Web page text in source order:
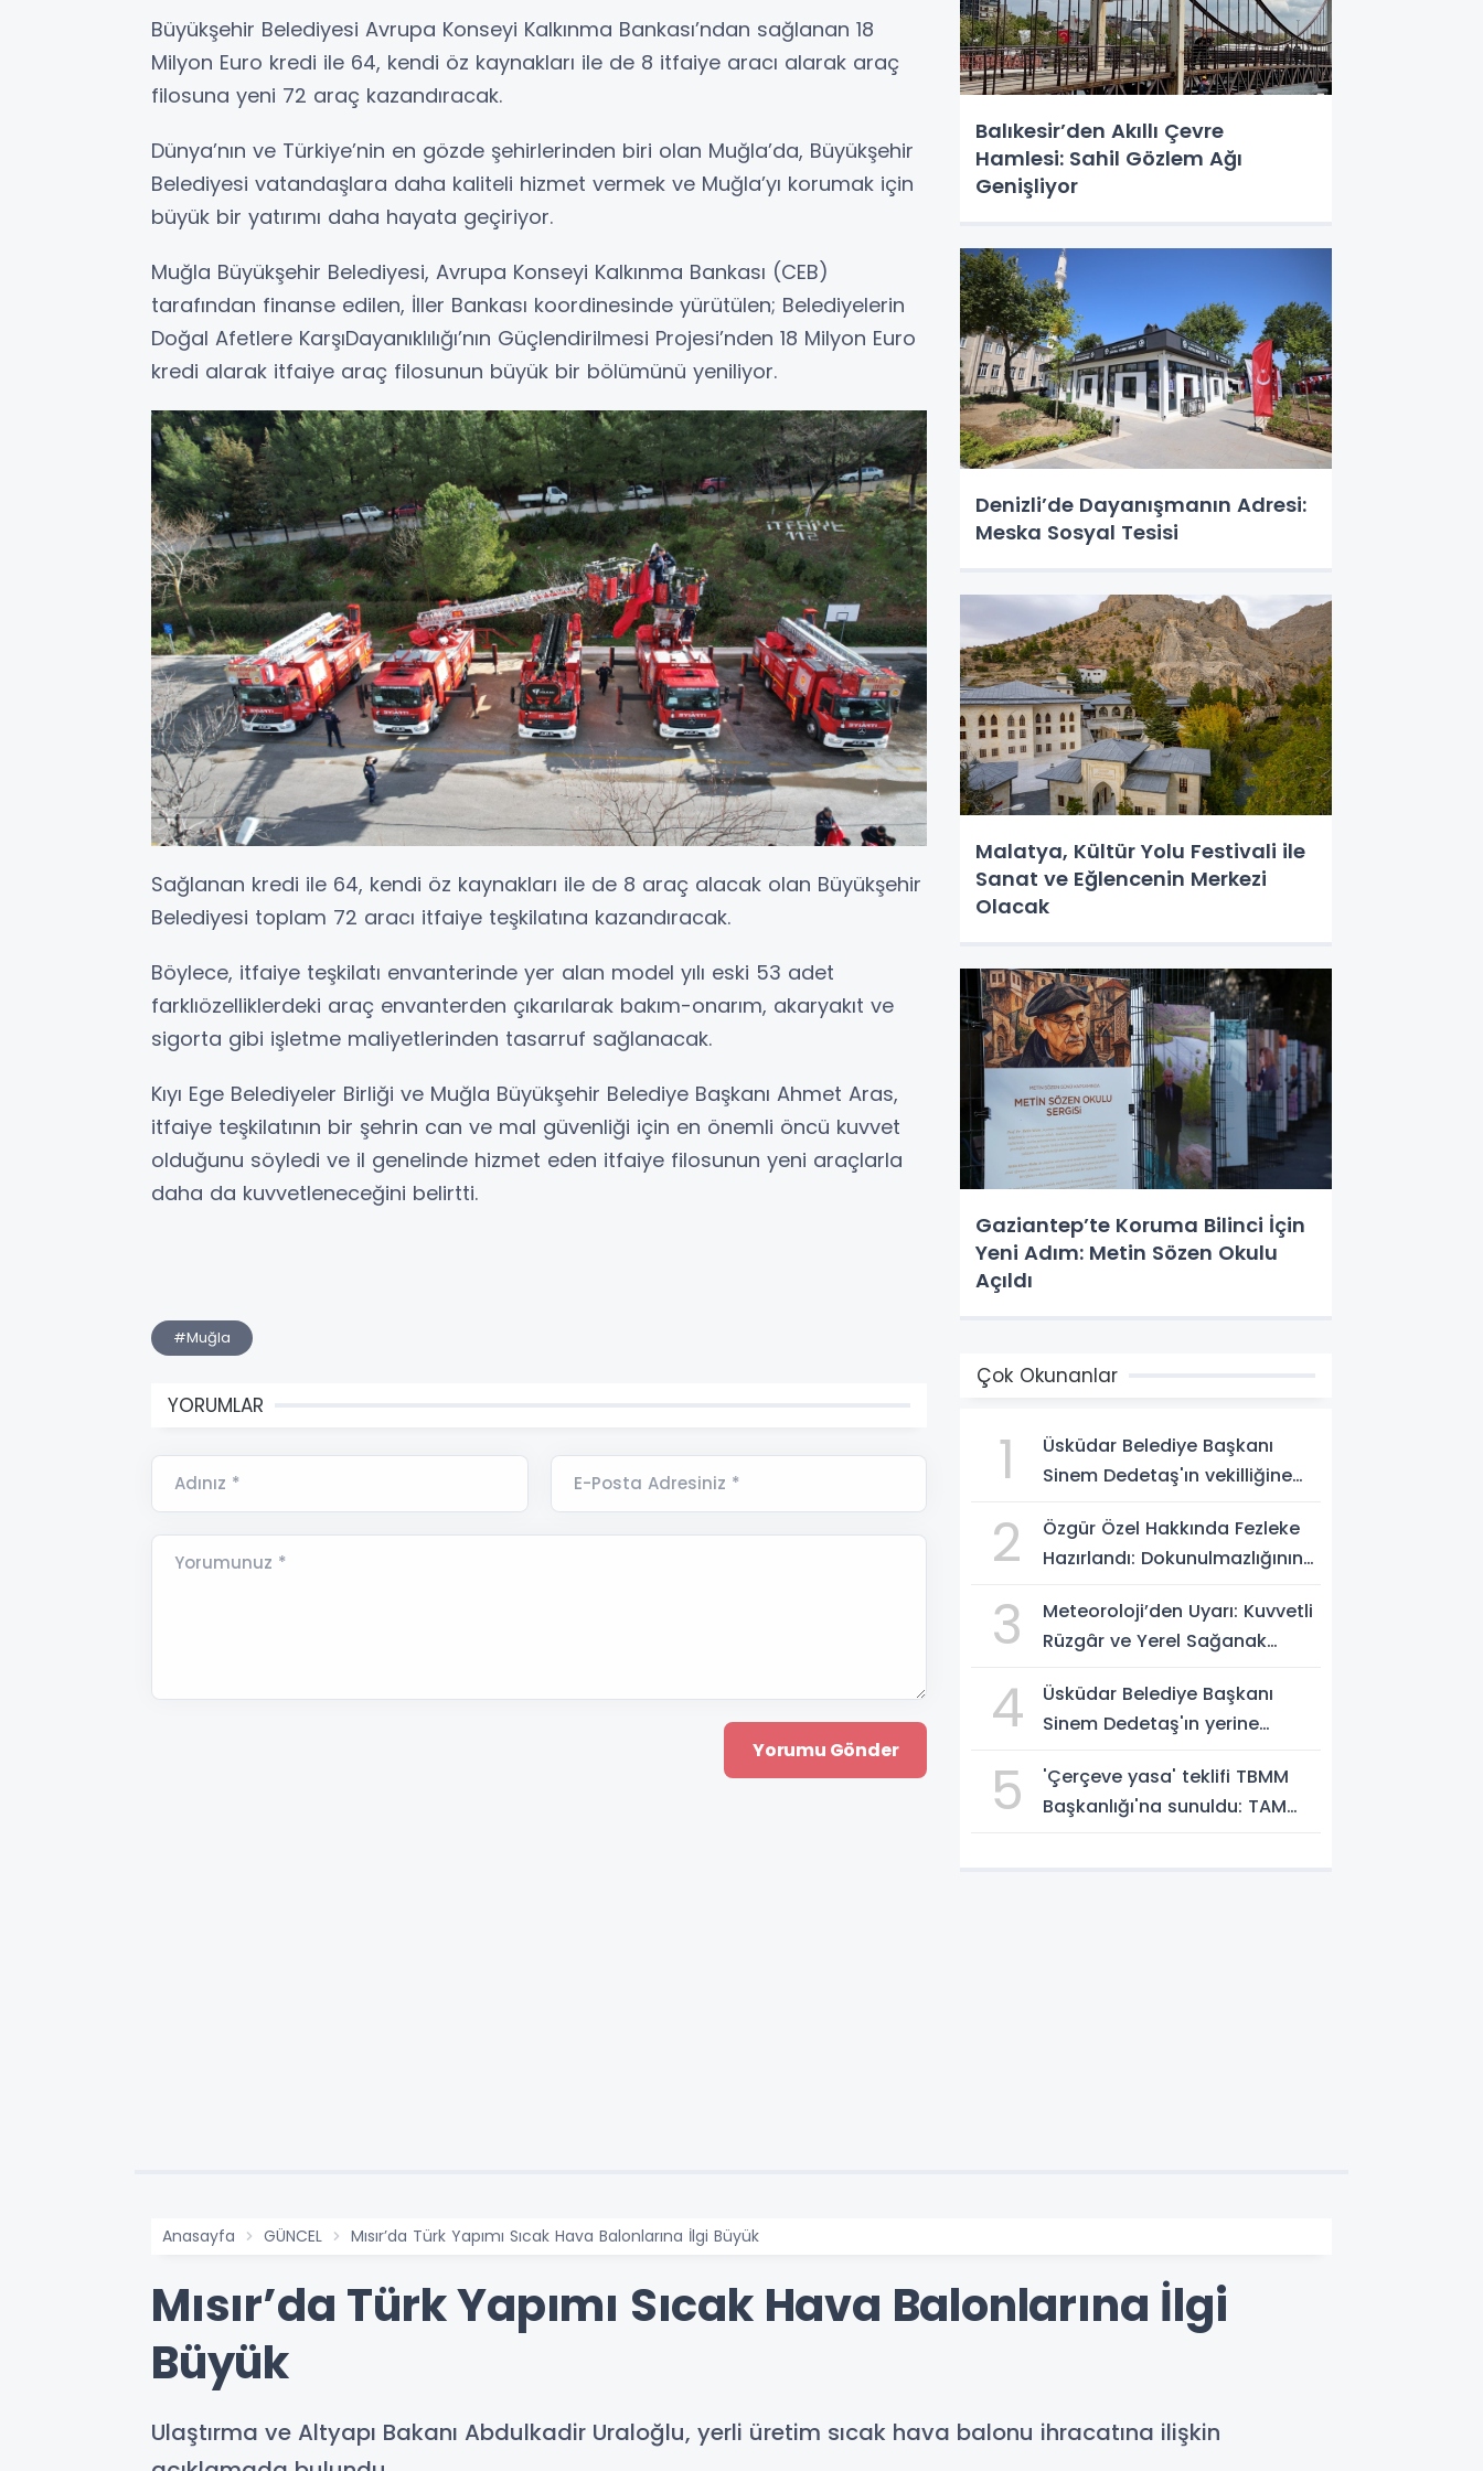
Büyükşehir Belediyesi Avrupa Konseyi Kalkınma Bankası’ndan sağlanan 18
Milyon Euro kredi ile 64, kendi öz kaynakları ile de 8 itfaiye aracı alarak araç
filosuna yeni 72 araç kazandıracak.
Dünya’nın ve Türkiye’nin en gözde şehirlerinden biri olan Muğla’da, Büyükşehir
Belediyesi vatandaşlara daha kaliteli hizmet vermek ve Muğla’yı korumak için
büyük bir yatırımı daha hayata geçiriyor.
Muğla Büyükşehir Belediyesi, Avrupa Konseyi Kalkınma Bankası (CEB)
tarafından finanse edilen, İller Bankası koordinesinde yürütülen; Belediyelerin
Doğal Afetlere KarşıDayanıklılığı’nın Güçlendirilmesi Projesi’nden 18 Milyon Euro
kredi alarak itfaiye araç filosunun büyük bir bölümünü yeniliyor.
Sağlanan kredi ile 64, kendi öz kaynakları ile de 8 araç alacak olan Büyükşehir
Belediyesi toplam 72 aracı itfaiye teşkilatına kazandıracak.
Böylece, itfaiye teşkilatı envanterinde yer alan model yılı eski 53 adet
farklıözelliklerdeki araç envanterden çıkarılarak bakım-onarım, akaryakıt ve
sigorta gibi işletme maliyetlerinden tasarruf sağlanacak.
Kıyı Ege Belediyeler Birliği ve Muğla Büyükşehir Belediye Başkanı Ahmet Aras,
itfaiye teşkilatının bir şehrin can ve mal güvenliği için en önemli öncü kuvvet
olduğunu söyledi ve il genelinde hizmet eden itfaiye filosunun yeni araçlarla
daha da kuvvetleneceğini belirtti.
#Muğla
YORUMLAR
Adınız * E-Posta Adresiniz *
Yorumunuz *
Balıkesir’den Akıllı Çevre
Hamlesi: Sahil Gözlem Ağı
Genişliyor
Denizli’de Dayanışmanın Adresi:
Meska Sosyal Tesisi
Malatya, Kültür Yolu Festivali ile
Sanat ve Eğlencenin Merkezi
Olacak
Gaziantep’te Koruma Bilinci İçin
Yeni Adım: Metin Sözen Okulu
Açıldı
Çok Okunanlar
1
Üsküdar Belediye Başkanı
Sinem Dedetaş'ın vekilliğine
2
Özgür Özel Hakkında Fezleke
Hazırlandı: Dokunulmazlığının
3
Meteoroloji’den Uyarı: Kuvvetli
Rüzgâr ve Yerel Sağanak
4
Üsküdar Belediye Başkanı
Sinem Dedetaş'ın yerine
5
'Çerçeve yasa' teklifi TBMM
Başkanlığı'na sunuldu: TAM
Anasayfa GÜNCEL Mısır’da Türk Yapımı Sıcak Hava Balonlarına İlgi Büyük
Mısır’da Türk Yapımı Sıcak Hava Balonlarına İlgi
Büyük
Ulaştırma ve Altyapı Bakanı Abdulkadir Uraloğlu, yerli üretim sıcak hava balonu ihracatına ilişkin